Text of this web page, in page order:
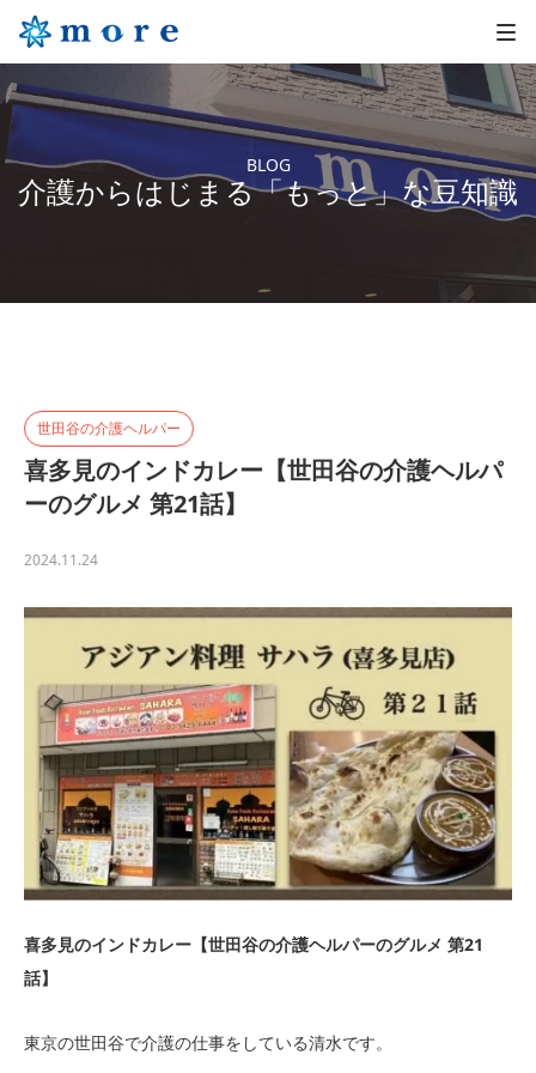
BLOG
介護からはじまる「もっと」な豆知識
世田谷の介護ヘルパー
喜多見のインドカレー【世田谷の介護ヘルパ
ーのグルメ 第21話】
2024.11.24
喜多見のインドカレー【世田谷の介護ヘルパーのグルメ 第21
話】
東京の世田谷で介護の仕事をしている清水です。